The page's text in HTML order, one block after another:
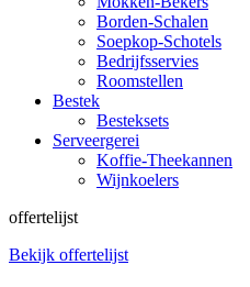
Borden-Schalen
Soepkop-Schotels
Bedrijfsservies
Roomstellen
Bestek
Besteksets
Serveergerei
Koffie-Theekannen
Wijnkoelers
offertelijst
Bekijk offertelijst